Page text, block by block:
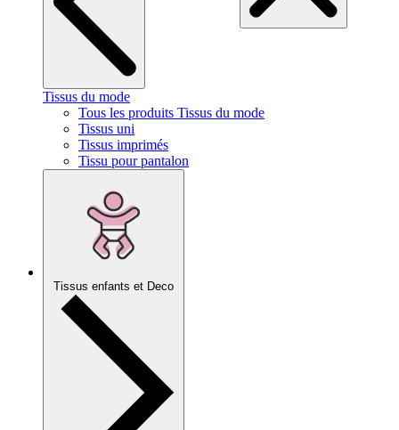
Tissus du mode
Tous les produits Tissus du mode
Tissus uni
Tissus imprimés
Tissu pour pantalon
Tissus enfants et Deco